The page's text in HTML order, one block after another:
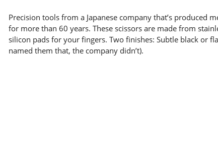
Precision tools from a Japanese company that’s produced
for more than 60 years. These scissors are made from
silicon pads for your fingers. Two finishes: Subtle black or
named them that, the company didn’t).